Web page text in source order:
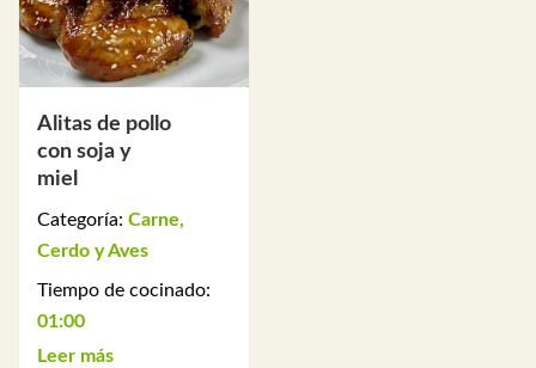
Alitas de pollo
con soja y
miel
Categoría: Carne,
Cerdo y Aves
Tiempo de cocinado:
01:00
Leer más